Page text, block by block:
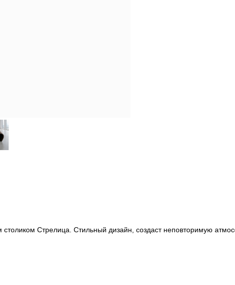
столиком Стрелица. Стильный дизайн, создаст неповторимую